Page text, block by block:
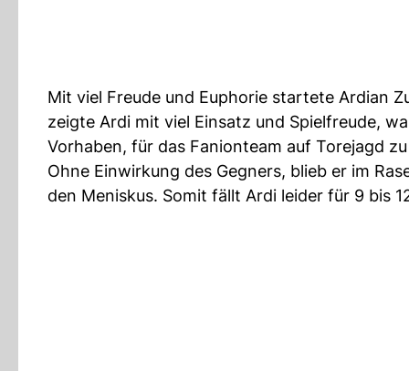
Mit viel Freude und Euphorie startete Ardian
zeigte Ardi mit viel Einsatz und Spielfreude,
Vorhaben, für das Fanionteam auf Torejagd
Ohne Einwirkung des Gegners, blieb er im
den Meniskus. Somit fällt Ardi leider für 9 bis